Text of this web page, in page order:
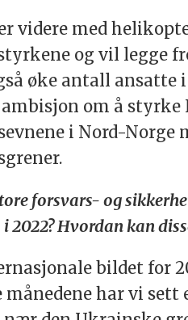
videre med
og vil legge
øke antall ansatte
om å styrke
i Nord-Norge
forsvars- og
2022? Hvordan kan
bildet for
månedene har vi